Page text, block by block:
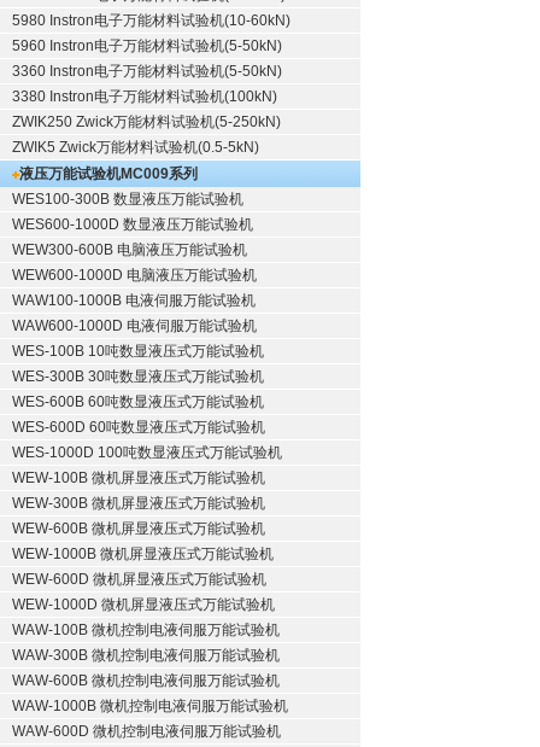
5980 Instron电子万能材料试验机(10-60kN)
5960 Instron电子万能材料试验机(5-50kN)
3360 Instron电子万能材料试验机(5-50kN)
3380 Instron电子万能材料试验机(100kN)
ZWIK250 Zwick万能材料试验机(5-250kN)
ZWIK5 Zwick万能材料试验机(0.5-5kN)
液压万能试验机MC009系列
WES100-300B 数显液压万能试验机
WES600-1000D 数显液压万能试验机
WEW300-600B 电脑液压万能试验机
WEW600-1000D 电脑液压万能试验机
WAW100-1000B 电液伺服万能试验机
WAW600-1000D 电液伺服万能试验机
WES-100B 10吨数显液压式万能试验机
WES-300B 30吨数显液压式万能试验机
WES-600B 60吨数显液压式万能试验机
WES-600D 60吨数显液压式万能试验机
WES-1000D 100吨数显液压式万能试验机
WEW-100B 微机屏显液压式万能试验机
WEW-300B 微机屏显液压式万能试验机
WEW-600B 微机屏显液压式万能试验机
WEW-1000B 微机屏显液压式万能试验机
WEW-600D 微机屏显液压式万能试验机
WEW-1000D 微机屏显液压式万能试验机
WAW-100B 微机控制电液伺服万能试验机
WAW-300B 微机控制电液伺服万能试验机
WAW-600B 微机控制电液伺服万能试验机
WAW-1000B 微机控制电液伺服万能试验机
WAW-600D 微机控制电液伺服万能试验机